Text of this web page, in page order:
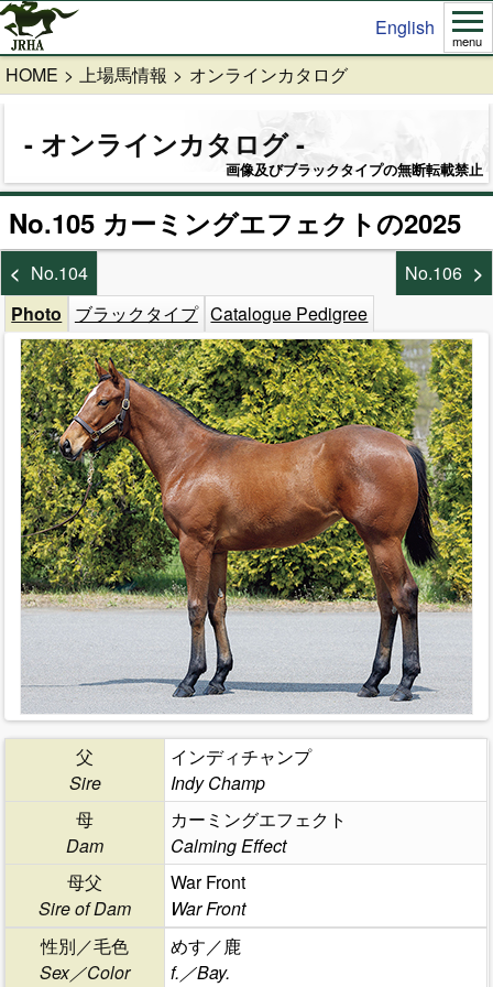
English
menu
HOME 上場馬情報 オンラインカタログ
オンラインカタログ
画像及びブラックタイプの無断転載禁止
No.105 カーミングエフェクトの2025
No.104
No.106
Photo
ブラックタイプ Catalogue Pedigree
父
Sire
インディチャンプ
Indy Champ
母
Dam
カーミングエフェクト
Calming Effect
母父
Sire of Dam
War Front
War Front
性別／毛色
Sex／Color
めす／鹿
f.／Bay.